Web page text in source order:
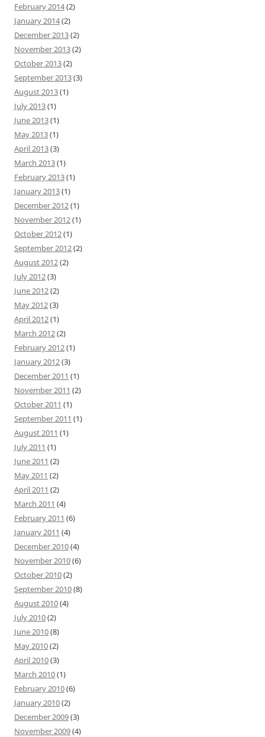
February 2014(2)
January 2014(2)
December 2013(2)
November 2013(2)
October 2013(2)
September 2013(3)
August 2013(1)
July 2013(1)
June 2013(1)
May 2013(1)
April 2013(3)
March 2013(1)
February 2013(1)
January 2013(1)
December 2012(1)
November 2012(1)
October 2012(1)
September 2012(2)
August 2012(2)
July 2012(3)
June 2012(2)
May 2012(3)
April 2012(1)
March 2012(2)
February 2012(1)
January 2012(3)
December 2011 (1)
November 2011 (2)
October 2011 (1)
September 2011 (1)
August 2011 (1)
July 2011 (1)
June 2011 (2)
May 2011 (2)
April 2011 (2)
March 2011 (4)
February 2011 (6)
January 2011 (4)
December 2010(4)
November 2010(6)
October 2010(2)
September 2010(8)
August 2010(4)
July 2010(2)
June 2010(8)
May 2010(2)
April 2010(3)
March 2010(1)
February 2010(6)
January 2010(2)
December 2009(3)
November 2009(4)